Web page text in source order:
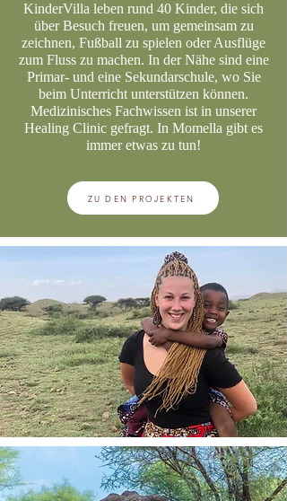
KinderVilla leben rund 40 Kinder, die sich
über Besuch freuen, um gemeinsam zu
zeichnen, Fußball zu spielen oder Ausflüge
zum Fluss zu machen. In der Nähe sind eine
Primar- und eine Sekundarschule, wo Sie
beim Unterricht unterstützen können.
Medizinisches Fachwissen ist in unserer
Healing Clinic gefragt. In Momella gibt es
immer etwas zu tun!
ZU DEN PROJEKTEN